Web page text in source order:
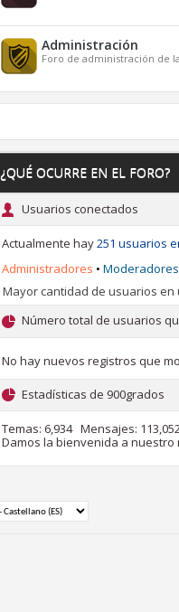
Administración
Foro de administración de
¿QUÉ OCURRE EN EL FORO?
Usuarios conectados
Actualmente hay251 usuarios
Mayor cantidad de usuarios en
Administradores • Moderadores
Número total de usuarios
No hay nuevos registros que
Estadísticas de 900grados
Temas 6,934 Mensajes
Damos la bienvenida a nuestro